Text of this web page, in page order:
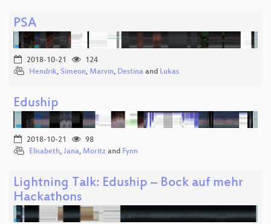
PSA
2018-10-21
124
Hendrik, Simeon, Marvin, Destina and Lukas
Eduship
2018-10-21
98
Elisabeth, Jana, Moritz and Fynn
Lightning Talk: Eduship – Bock auf mehr
Hackathons